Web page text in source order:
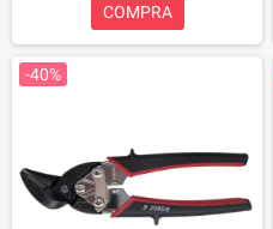
COMPRA
-40%